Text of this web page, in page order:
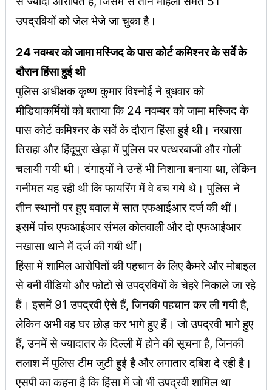
उपद्रवियों को जेल भेजे जा चुका है।
24 नवम्बर को जामा मस्जिद के पास कोर्ट कमिश्नर के सर्वे के
दौरान हिंसा हुई थी
पुलिस अधीक्षक कृष्ण कुमार विश्नोई ने बुधवार को
मीडियाकर्मियों को बताया कि 24 नवम्बर को जामा मस्जिद के
पास कोर्ट कमिश्नर के सर्वे के दौरान हिंसा हुई थी। नखासा
तिराहा और हिंदूपुरा खेड़ा में पुलिस पर पत्थरबाजी और गोली
चलायी गयी थी। दंगाइयों ने उन्हें भी निशाना बनाया था, लेकिन
गनीमत यह रही थी कि फायरिंग में वे बच गये थे। पुलिस ने
तीन स्थानों पर हुए बवाल में सात एफआईआर दर्ज की थीं।
इसमें पांच एफआईआर संभल कोतवाली और दो एफआईआर
नखासा थाने में दर्ज की गयी थीं।
हिंसा में शामिल आरोपितों की पहचान के लिए कैमरे और मोबाइल
से बनी वीडियो और फोटो से उपद्रवियों के चेहरे निकाले जा रहे
हैं। इसमें 91 उपद्रवी ऐसे हैं, जिनकी पहचान कर ली गयी है,
लेकिन अभी वह घर छोड़ कर भागे हुए हैं। जो उपद्रवी भागे हुए
हैं, उनमें से ज्यादातर के दिल्ली में होने की सूचना है, जिनकी
तलाश में पुलिस टीम जुटी हुई है और लगातार दबिश दे रही है।
एसपी का कहना है कि हिंसा में जो भी उपद्रवी शामिल था